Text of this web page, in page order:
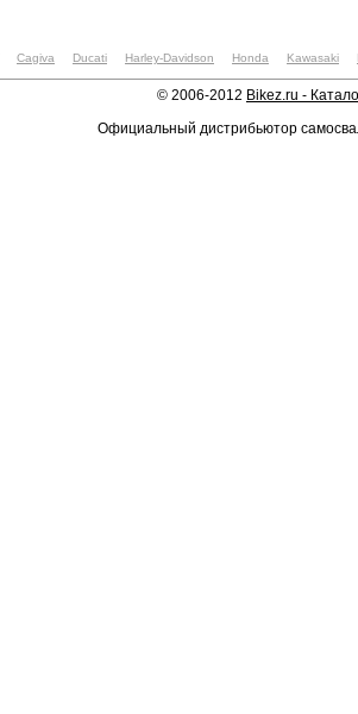
Cagiva Ducati Harley-Davidson Honda Kawasaki
© 2006-2012 Bikez.ru -
Официальный дистрибьютор